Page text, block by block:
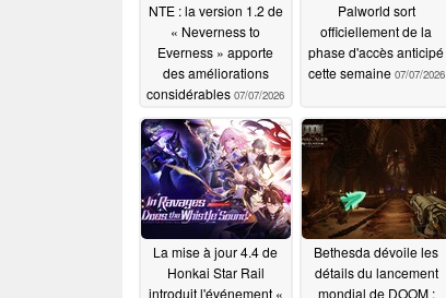
NTE : la version 1.2 de
« Neverness to
Everness » apporte
des améliorations
considérables 07/07/2026
Palworld sort
officiellement de la
phase d'accès anticipé
cette semaine 07/07/2026
La mise à jour 4.4 de
Honkai Star Rail
introduit l'événement «
Bethesda dévoile les
détails du lancement
mondial de DOOM :